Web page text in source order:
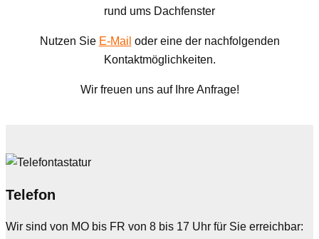
rund ums Dachfenster
Nutzen Sie E-Mail oder eine der nachfolgenden
Kontaktmöglichkeiten.
Wir freuen uns auf Ihre Anfrage!
Telefon
Wir sind von MO bis FR von 8 bis 17 Uhr für Sie erreichbar: